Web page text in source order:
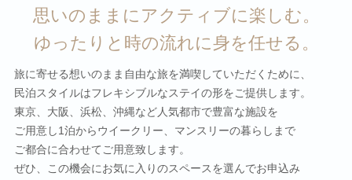
思いのままにアクティブに楽しむ。
ゆったりと時の流れに身を任せる。
旅に寄せる想いのまま自由な旅を満喫していただくために、
民泊スタイルはフレキシブルなステイの形をご提供します。
東京、大阪、浜松、沖縄など人気都市で豊富な施設を
ご用意し1泊からウイークリー、マンスリーの暮らしまで
ご都合に合わせてご用意致します。
ぜひ、この機会にお気に入りのスペースを選んでお申込み